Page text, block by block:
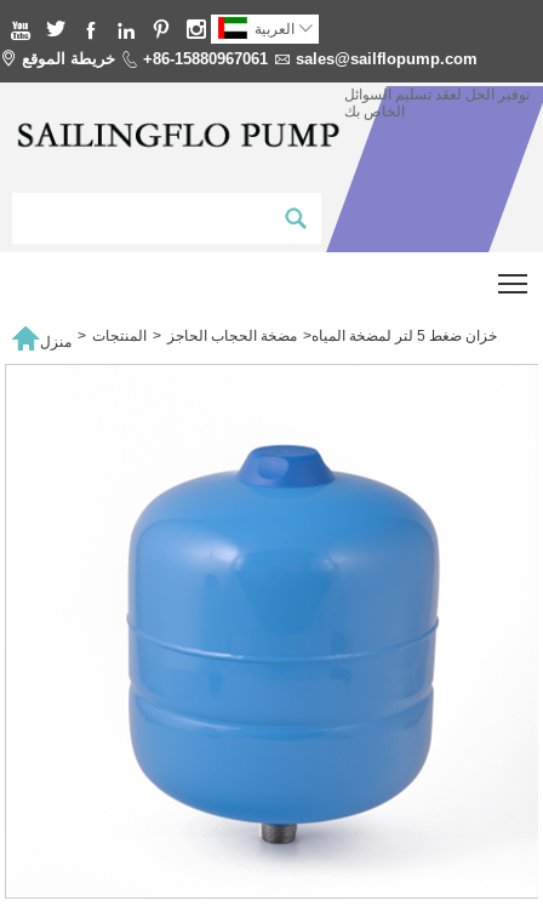
      العربية 
 خريطة الموقع  +86-15880967061  sales@sailflopump.com
توفير الحل لعقد تسليم السوائل
الخاص بك
منزل > المنتجات > مضخة الحجاب الحاجز > خزان ضغط 5 لتر لمضخة المياه